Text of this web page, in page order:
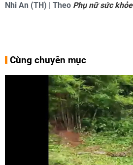
Nhi An (TH) | Theo Phụ nữ sức khỏe
Cùng chuyên mục